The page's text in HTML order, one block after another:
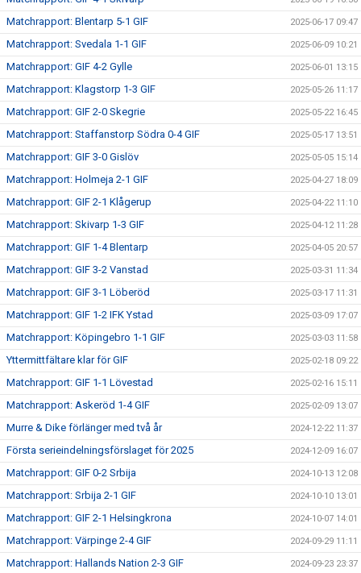
Matchrapport: Blentarp 5-1 GIF 2025-06-17 09:47
Matchrapport: Svedala 1-1 GIF 2025-06-09 10:21
Matchrapport: GIF 4-2 Gylle 2025-06-01 13:15
Matchrapport: Klagstorp 1-3 GIF 2025-05-26 11:17
Matchrapport: GIF 2-0 Skegrie 2025-05-22 16:45
Matchrapport: Staffanstorp Södra 0-4 GIF 2025-05-17 13:51
Matchrapport: GIF 3-0 Gislöv 2025-05-05 15:14
Matchrapport: Holmeja 2-1 GIF 2025-04-27 18:09
Matchrapport: GIF 2-1 Klågerup 2025-04-22 11:10
Matchrapport: Skivarp 1-3 GIF 2025-04-12 11:28
Matchrapport: GIF 1-4 Blentarp 2025-04-05 20:57
Matchrapport: GIF 3-2 Vanstad 2025-03-31 11:34
Matchrapport: GIF 3-1 Löberöd 2025-03-17 11:31
Matchrapport: GIF 1-2 IFK Ystad 2025-03-09 17:07
Matchrapport: Köpingebro 1-1 GIF 2025-03-03 11:58
Yttermittfältare klar för GIF 2025-02-18 09:22
Matchrapport: GIF 1-1 Lövestad 2025-02-16 15:11
Matchrapport: Askeröd 1-4 GIF 2025-02-09 13:07
Murre & Dike förlänger med två år 2024-12-22 11:37
Första serieindelningsförslaget för 2025 2024-12-09 16:07
Matchrapport: GIF 0-2 Srbija 2024-10-13 12:08
Matchrapport: Srbija 2-1 GIF 2024-10-10 13:01
Matchrapport: GIF 2-1 Helsingkrona 2024-10-07 14:01
Matchrapport: Värpinge 2-4 GIF 2024-09-29 11:11
Matchrapport: Hallands Nation 2-3 GIF 2024-09-23 23:37